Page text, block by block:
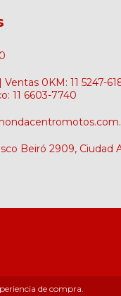
de compra.
0KM: 11 5247-
11 6603-7740
Beiró 2909,